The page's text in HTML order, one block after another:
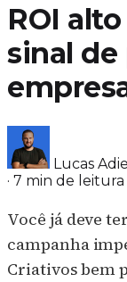
ROI
sinal de
Lucas
· 7 min de leitura
Você já deve
campanha
Criativos bem